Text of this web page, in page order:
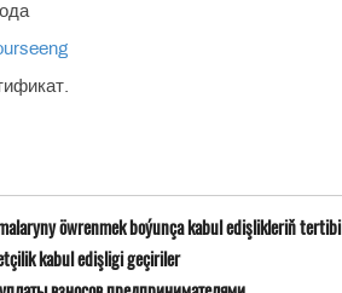
öwrenmek boýunça kabul edişlikleriň tertibi
kabul edişligi geçiriler